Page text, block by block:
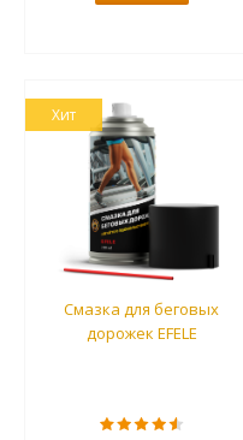
Хит
Смазка для беговых
дорожек EFELE